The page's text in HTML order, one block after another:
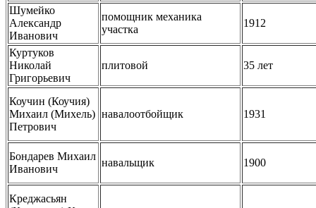
Шумейко
Александр
Иванович
помощник механика
участка
1912
Куртуков
Николай
Григорьевич
плитовой 35 лет
Коучин (Коучия)
Михаил (Михель)
Петрович
навалоотбойщик 1931
Бондарев Михаил
Иванович
навальщик 1900
Креджасьян